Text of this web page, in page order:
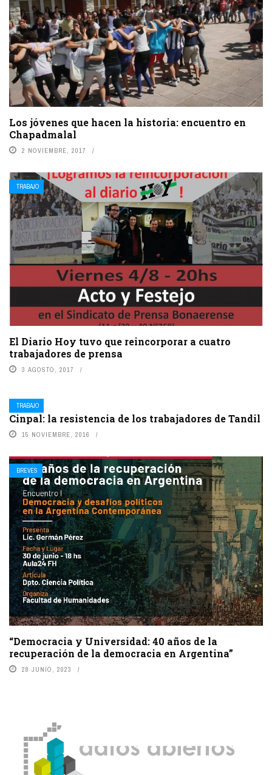
Los jóvenes que hacen la historia: encuentro en
Chapadmalal
2 NOVIEMBRE, 2017
TRABAJO
El Diario Hoy tuvo que reincorporar a cuatro
trabajadores de prensa
3 AGOSTO, 2017
TRABAJO
Cinpal: la resistencia de los trabajadores de Tandil
15 NOVIEMBRE, 2016
BREVES
“Democracia y Universidad: 40 años de la
recuperación de la democracia en Argentina”
28 JUNIO, 2023